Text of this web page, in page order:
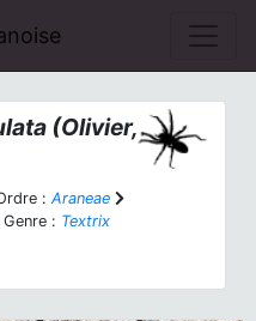
(Olivier,
: Araneae
Genre : Textrix